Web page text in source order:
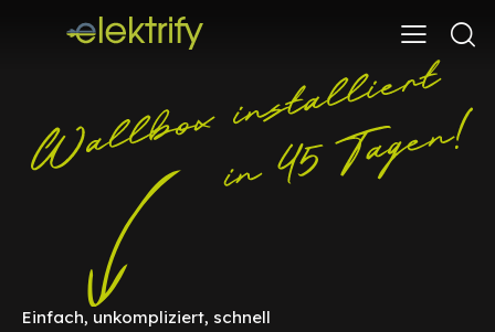
Einfach, unkompliziert, schnell